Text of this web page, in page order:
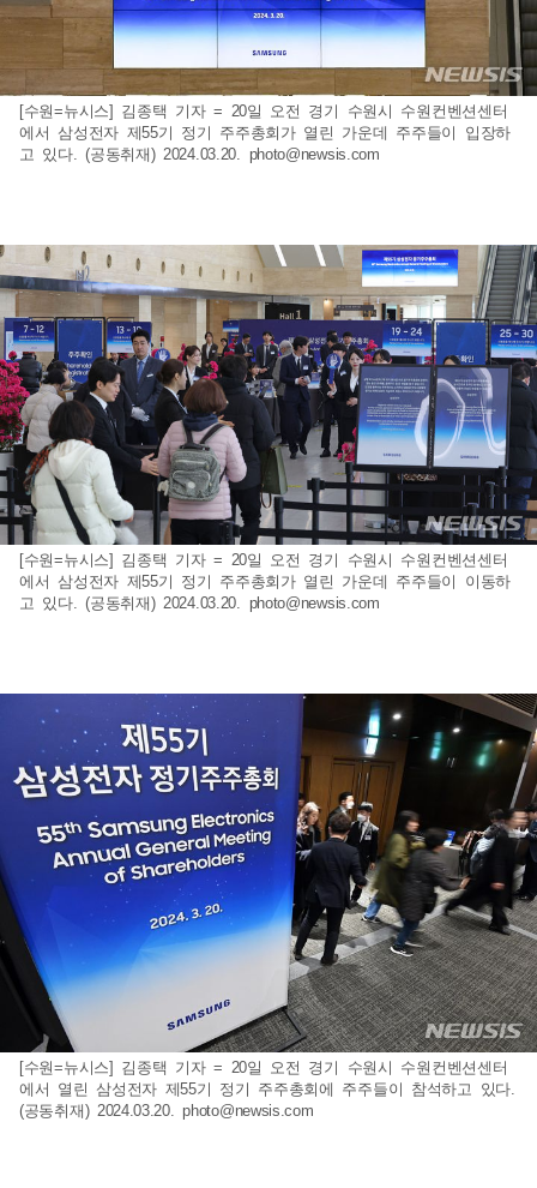
[수원=뉴시스] 김종택 기자 = 20일 오전 경기 수원시 수원컨벤션센터
에서 삼성전자 제55기 정기 주주총회가 열린 가운데 주주들이 입장하
고 있다. (공동취재) 2024.03.20. photo@newsis.com
[수원=뉴시스] 김종택 기자 = 20일 오전 경기 수원시 수원컨벤션센터
에서 삼성전자 제55기 정기 주주총회가 열린 가운데 주주들이 이동하
고 있다. (공동취재) 2024.03.20. photo@newsis.com
[수원=뉴시스] 김종택 기자 = 20일 오전 경기 수원시 수원컨벤션센터
에서 열린 삼성전자 제55기 정기 주주총회에 주주들이 참석하고 있다.
(공동취재) 2024.03.20.photo@newsis.com